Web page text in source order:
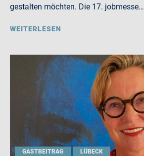
gestalten möchten. Die 17. jobmesse…
WEITERLESEN
GASTBEITRAG LÜBECK